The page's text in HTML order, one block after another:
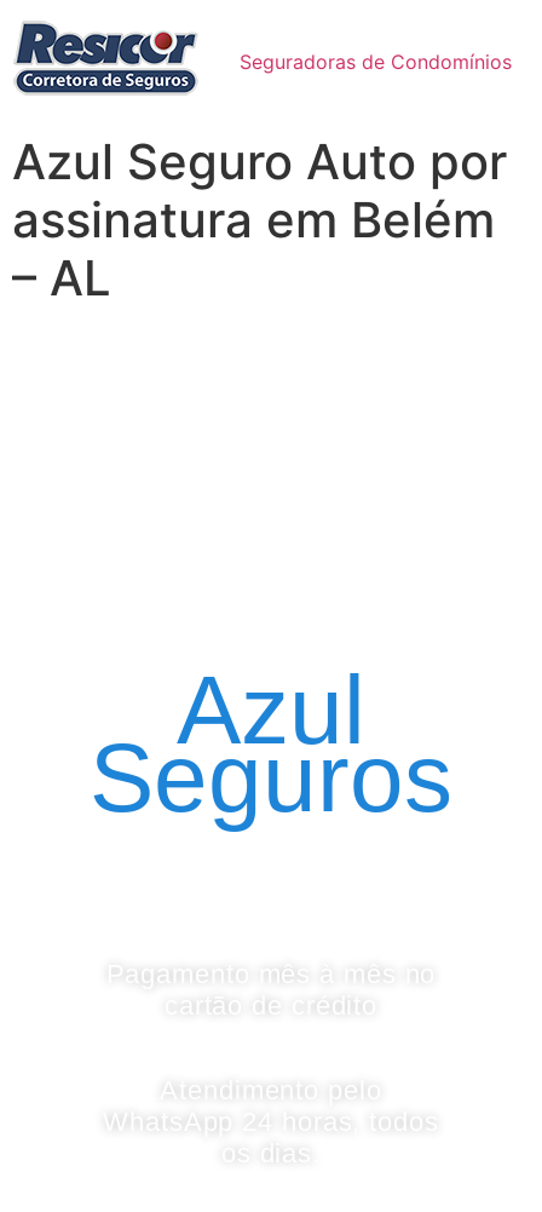
Seguradoras de Condomínios
Azul Seguro Auto por
assinatura em Belém
– AL
Azul
Seguros
Pagamento mês à mês no
cartão de crédito
Atendimento pelo
WhatsApp 24 horas, todos
os dias.